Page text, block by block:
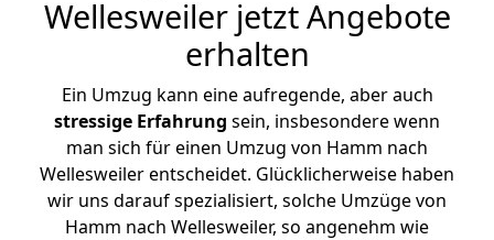
Wellesweiler jetzt Angebote
erhalten
Ein Umzug kann eine aufregende, aber auch
stressige Erfahrung sein, insbesondere wenn
man sich für einen Umzug von Hamm nach
Wellesweiler entscheidet. Glücklicherweise haben
wir uns darauf spezialisiert, solche Umzüge von
Hamm nach Wellesweiler, so angenehm wie